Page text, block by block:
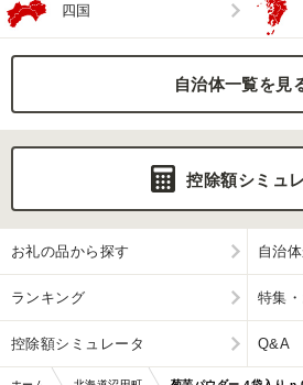
四国
自治体一覧を見
控除額シミュ
お礼の品から探す 自治
ランキング 特集
控除額シミュレータ Q&A